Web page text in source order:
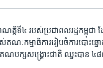
ត្តិទី៤ របស់​ប្រជាពលរដ្ឋ​កម្ពុជ
ណៈកម្មាធិការ​រៀបចំ​ការបោះឆ្
ក្ស​សង្គ្រោះជាតិ​ ឈ្នះ​បាន ៤៨